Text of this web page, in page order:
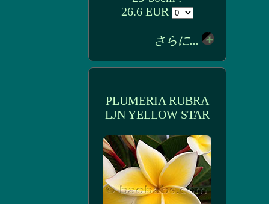
26.6 EUR
さらに...
PLUMERIA RUBRA
LJN YELLOW STAR